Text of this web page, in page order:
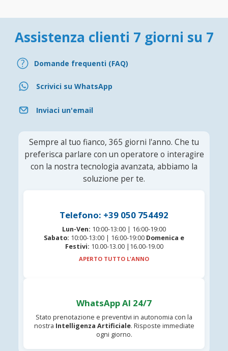
Assistenza clienti 7 giorni su 7
Domande frequenti (FAQ)
Scrivici su WhatsApp
Inviaci un'email
Sempre al tuo fianco, 365 giorni l'anno. Che tu
preferisca parlare con un operatore o interagire
con la nostra tecnologia avanzata, abbiamo la
soluzione per te.
Telefono: +39 050 754492
Lun-Ven: 10:00-13:00 | 16:00-19:00
Sabato: 10:00-13:00 | 16:00-19:00 Domenica e
Festivi: 10.00-13.00 |16.00-19.00
APERTO TUTTO L'ANNO
WhatsApp AI 24/7
Stato prenotazione e preventivi in autonomia con la
nostra Intelligenza Artificiale. Risposte immediate
ogni giorno.